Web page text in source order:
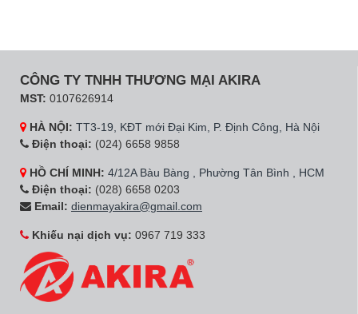
CÔNG TY TNHH THƯƠNG MẠI AKIRA
MST: 0107626914
HÀ NỘI: TT3-19, KĐT mới Đại Kim, P. Định Công, Hà Nội
Điện thoại: (024) 6658 9858
HỒ CHÍ MINH: 4/12A Bàu Bàng , Phường Tân Bình , HCM
Điện thoại: (028) 6658 0203
Email: dienmayakira@gmail.com
Khiếu nại dịch vụ: 0967 719 333